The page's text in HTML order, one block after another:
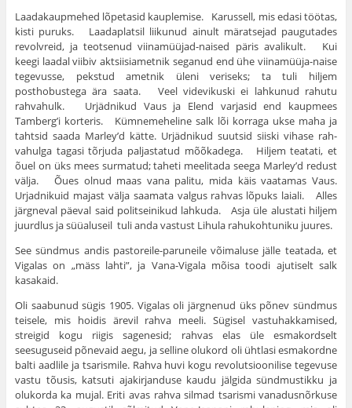
Laadakaupmehed lõpetasid kauplemise. Karussell, mis edasi töötas,
kisti puruks. Laadaplatsil liikunud ainult märatsejad paugutades
revolv­reid, ja teotsenud viinamüüjad-naised päris avalikult. Kui
keegi laadal viibiv aktsiisiametnik seganud end ühe viinamüüja-naise
tegevusse, pekstud ametnik üleni veriseks; ta tuli hiljem
posthobustega ära saata. Veel videvikuski ei lahkunud rahutu
rahvahulk. Urjädnikud Vaus ja Elend varjasid end kaupmees
Tamberg’i korteris. Kümnemeheline salk lõi korraga ukse maha ja
tahtsid saada Marley’d kätte. Urjädnikud suutsid siiski vihase rah­
vahulga tagasi tõrjuda paljastatud mõõkadega. Hiljem teatati, et
õuel on üks mees surmatud; taheti meelitada seega Marley’d redust
välja. Õues olnud maas vana palitu, mida käis vaatamas Vaus.
Urjadnikuid majast välja saamata valgus rahvas lõpuks laiali. Alles
järgneval päeval said politsei­nikud lahkuda. Asja üle alustati hiljem
juurdlus ja süüaluseil tuli anda vastust Lihula rahukohtuniku juures.
See sündmus andis pastoreile-paruneile võimaluse jälle tea­tada, et
Vigalas on „mäss lahti”, ja Vana-Vigala mõisa toodi aju­tiselt salk
kasakaid.
Oli saabunud sügis 1905. Vigalas oli järgnenud üks põnev sündmus
teisele, mis hoidis ärevil rahva meeli. Sügisel vastuhakkamised,
streigid kogu riigis sagenesid; rahvas elas üle esmakord­selt
seesuguseid põnevaid aegu, ja selline olukord oli ühtlasi esma­kordne
balti aadlile ja tsarismile. Rahva huvi kogu revolutsiooni­lise tegevuse
vastu tõusis, katsuti ajakirjanduse kaudu jälgida sündmustikku ja
olukorda ka mujal. Eriti avas rahva silmad tsa­rismi vanadusnõrkuse